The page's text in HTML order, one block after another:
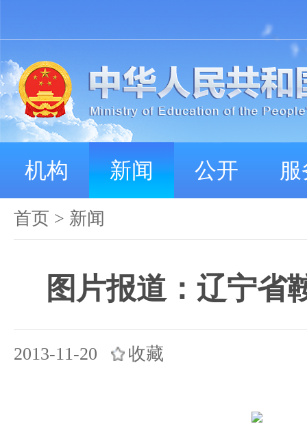
机构 新闻 公开
首页 > 新闻
图片报道：辽宁省
2013-11-20 收藏